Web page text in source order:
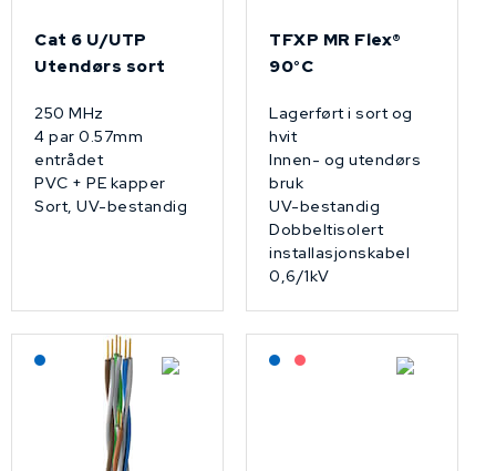
Cat 6 U/UTP
Utendørs sort
250 MHz
4 par 0.57mm
entrådet
PVC + PE kapper
Sort, UV-bestandig
TFXP MR Flex®
90°C
Lagerført i sort og
hvit
Innen- og utendørs
bruk
UV-bestandig
Dobbeltisolert
installasjonskabel
0,6/1kV
Lagerført: NEK Kabel Lagerført: NEK Kabel
På forespørsel